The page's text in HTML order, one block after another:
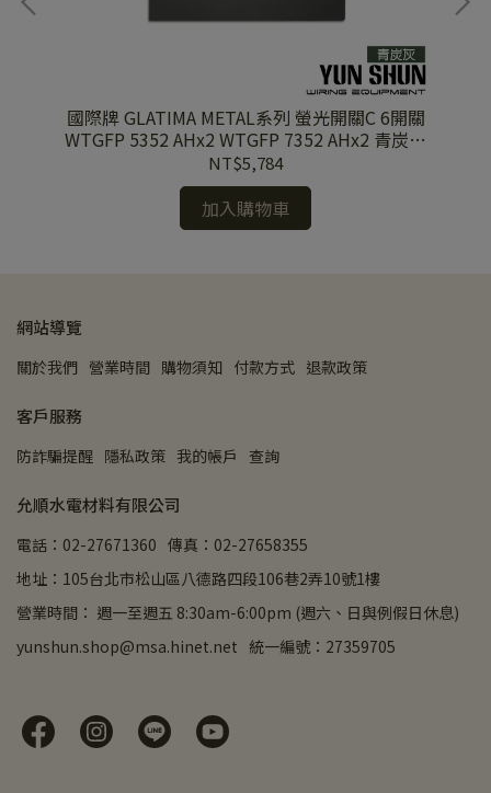
國際牌 GLATIMA METAL系列 螢光開關C 6開關
WTGFP 5352 AHx2 WTGFP 7352 AHx2 青炭灰
蓋板+青炭灰
NT$5,784
加入購物車
網站導覽
關於我們 營業時間 購物須知 付款方式 退款政策
客戶服務
防詐騙提醒 隱私政策 我的帳戶 查詢
允順水電材料有限公司
電話：02-27671360 傳真：02-27658355
地址：105台北市松山區八德路四段106巷2弄10號1樓
營業時間： 週一至週五 8:30am-6:00pm (週六、日與例假日休息)
yunshun.shop@msa.hinet.net 統一編號：27359705